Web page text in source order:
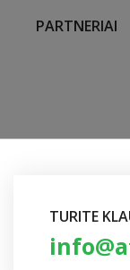
PARTNERIAI
TURITE